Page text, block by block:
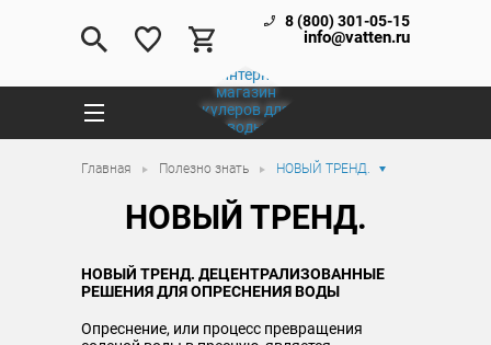
8 (800) 301-05-15
info@vatten.ru
Главная Полезно знать НОВЫЙ ТРЕНД.
НОВЫЙ ТРЕНД.
НОВЫЙ ТРЕНД. ДЕЦЕНТРАЛИЗОВАННЫЕ
РЕШЕНИЯ ДЛЯ ОПРЕСНЕНИЯ ВОДЫ
Опреснение, или процесс превращения